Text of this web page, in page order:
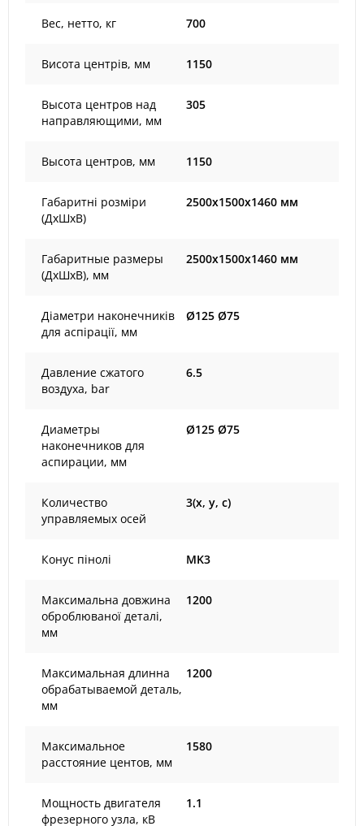
Вес, нетто, кг 700
Висота центрів, мм 1150
Высота центров над
направляющими, мм
305
Высота центров, мм 1150
Габаритні розміри
(ДхШхВ)
2500х1500х1460 мм
Габаритные размеры
(ДхШхВ), мм
2500х1500х1460 мм
Діаметри наконечників
для аспірації, мм
Ø125 Ø75
Давление сжатого
воздуха, bar
6.5
Диаметры
наконечников для
аспирации, мм
Ø125 Ø75
Количество
управляемых осей
3(x, y, c)
Конус пінолі MK3
Максимальна довжина
оброблюваної деталі,
мм
1200
Максимальная длинна
обрабатываемой деталь,
мм
1200
Максимальное
расстояние центов, мм
1580
Мощность двигателя
фрезерного узла, кВ
1.1